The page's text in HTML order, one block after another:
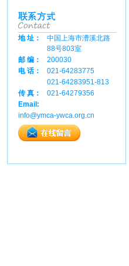
地 址：
中国上海市漕溪北路
88号803室
邮 编：
200030
电 话：
021-64283775
021-64283951-813
传 真：
021-64279356
Email:
info@ymca-ywca.org.cn